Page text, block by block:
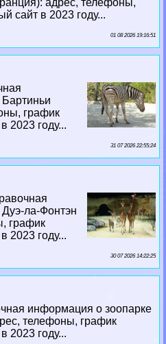
сайт в 2023 году...
01 08 2026 19:16:51
график
2023 году...
31 07 2026 22:55:24
ла-Фонтэн
график
2023 году...
30 07 2026 14:22:25
информация о зоопарке
телефоны, график
2023 году...